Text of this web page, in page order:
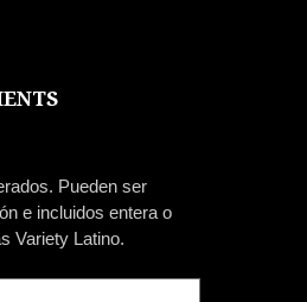
Fotos de #TBT de
Jennifer López
Pueden ser
e incluidos entera o
Variety Latino.